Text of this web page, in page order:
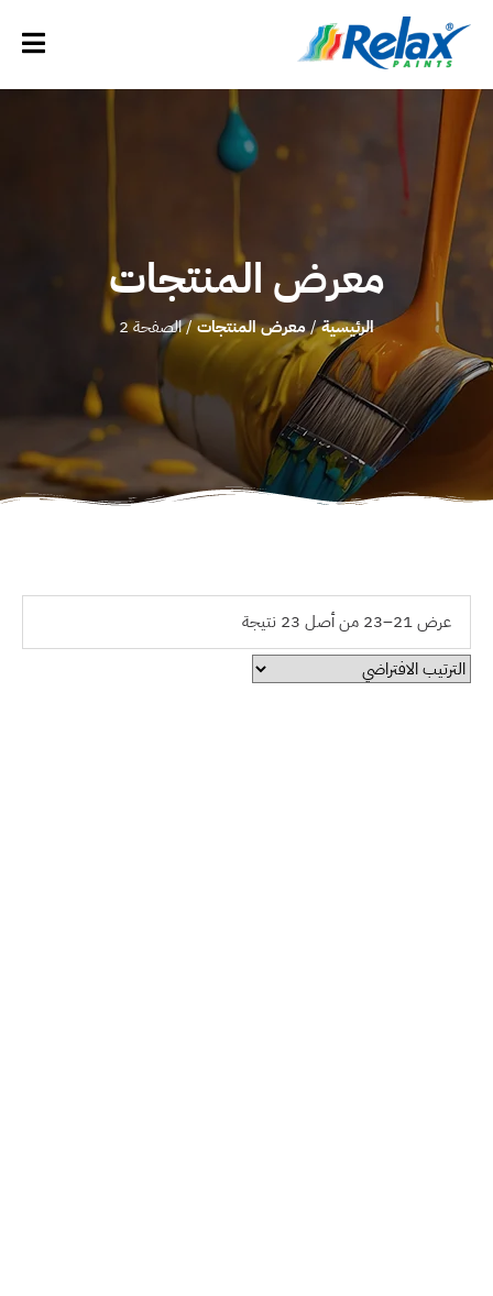
معرض المنتجات
الرئيسية/معرض المنتجات/ الصفحة 2
عرض 21–23 من أصل 23 نتيجة